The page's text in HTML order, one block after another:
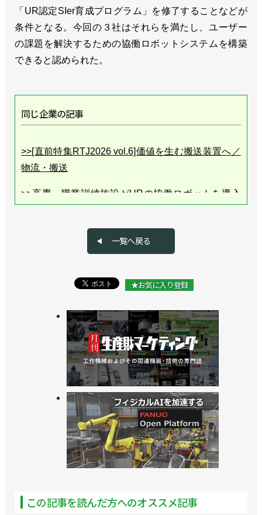
「UR認定SIer育成プログラム」を修了することなどが
条件となる。今回の３社はそれらを満たし、ユーザー
の課題を解決するための協働ロボットシステムを構築
できると認められた。
同じ企業の記事
>>[直前特集RTJ2026 vol.6]価値を生む搬送装置へ／
物流・搬送
>>高専・職業訓練施設がURの協働ロボットを導入
>>８kg可搬のロングリーチ仕様を発売／ユニバーサ
>>協働ロボのフェア開催、自動化の次の一手を提案
>>協働ロボットでも速い！ 新製品や新ソフトを国内
初披露／ユニバーサルロボット
>>UR史上最速の新型協働ロボットを発売／ユニバ
ーサルロボット
>>国内のサービス体制を強化、サービスハブや部品
倉庫を開設／ユニバーサルロボット
>>協働ロボットフェアで周辺機器やソリューション
が一堂に／ユニバーサルロボット
証／ユニバーサルロボット
一覧へ戻る
★お気に入り登録
この記事を読んだ方へのオススメ記事